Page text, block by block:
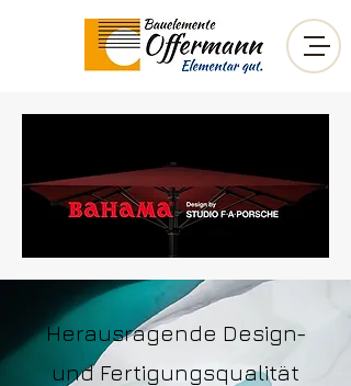
Herausragende Design-
und Fertigungsqualität